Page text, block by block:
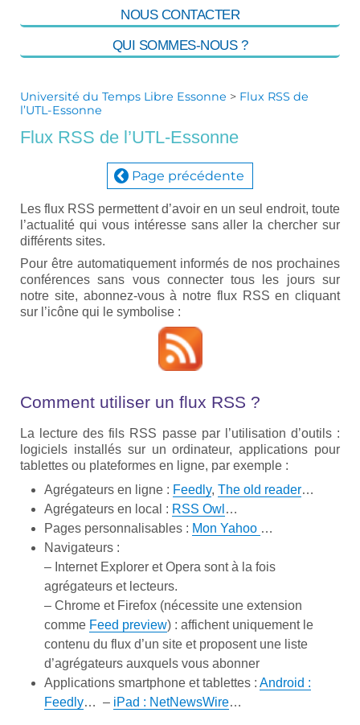
NOUS CONTACTER
QUI SOMMES-NOUS ?
Université du Temps Libre Essonne > Flux RSS de
l’UTL-Essonne
Flux RSS de l’UTL-Essonne
Page précédente
Les flux RSS permettent d’avoir en un seul endroit, toute
l’actualité qui vous intéresse sans aller la chercher sur
différents sites.
Pour être automatiquement informés de nos prochaines
conférences sans vous connecter tous les jours sur
notre site, abonnez-vous à notre flux RSS en cliquant
sur l’icône qui le symbolise :
Comment utiliser un flux RSS ?
La lecture des fils RSS passe par l’utilisation d’outils :
logiciels installés sur un ordinateur, applications pour
tablettes ou plateformes en ligne, par exemple :
Agrégateurs en ligne : Feedly, The old reader…
Agrégateurs en local : RSS Owl …
Pages personnalisables : Mon Yahoo …
Navigateurs :
– Internet Explorer et Opera sont à la fois
agrégateurs et lecteurs.
– Chrome et Firefox (nécessite une extension
comme Feed preview) : affichent uniquement le
contenu du flux d’un site et proposent une liste
d’agrégateurs auxquels vous abonner
Applications smartphone et tablettes : Android :
Feedly… – iPad : NetNewsWire…